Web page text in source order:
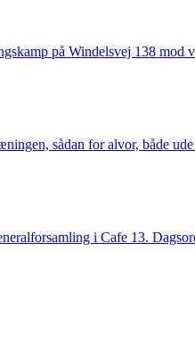
på Windelsvej 138
sådan for alvor, både
i Cafe 13.